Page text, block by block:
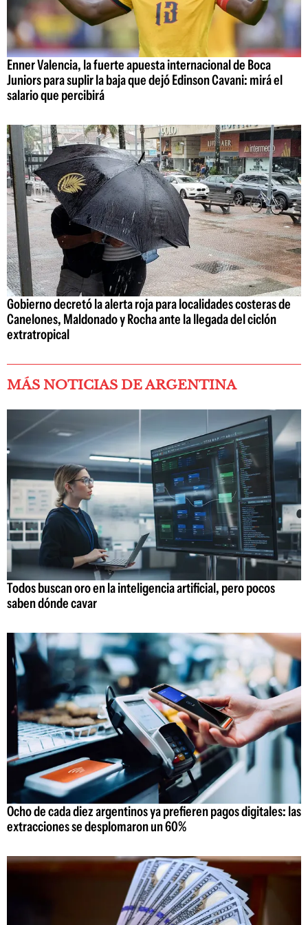
Enner Valencia, la fuerte apuesta internacional de Boca
Juniors para suplir la baja que dejó Edinson Cavani: mirá el
salario que percibirá
Gobierno decretó la alerta roja para localidades costeras de
Canelones, Maldonado y Rocha ante la llegada del ciclón
extratropical
MÁS NOTICIAS DE ARGENTINA
Todos buscan oro en la inteligencia artificial, pero pocos
saben dónde cavar
Ocho de cada diez argentinos ya prefieren pagos digitales: las
extracciones se desplomaron un 60%